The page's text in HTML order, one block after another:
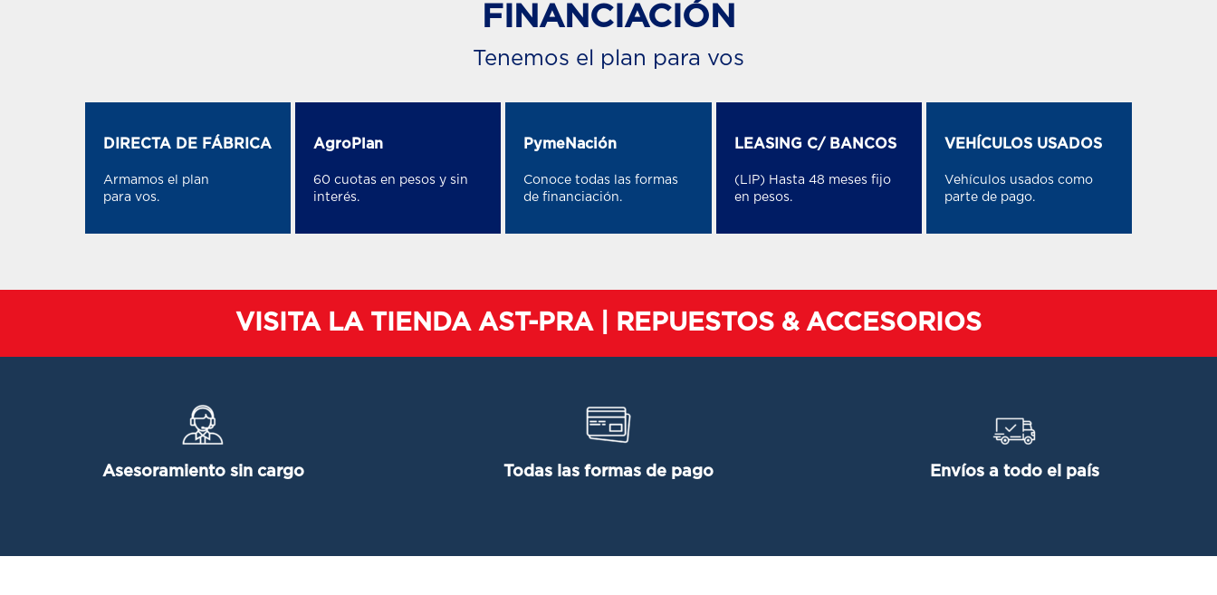
FINANCIACIÓN
Tenemos el plan para vos
DIRECTA DE FÁBRICA
Armamos el plan
para vos.
AgroPlan
60 cuotas en pesos y sin
interés.
PymeNación
Conoce todas las formas
de financiación.
LEASING C/ BANCOS
(LIP) Hasta 48 meses fijo
en pesos.
VEHÍCULOS USADOS
Vehículos usados como
parte de pago.
VISITA LA TIENDA AST-PRA | REPUESTOS & ACCESORIOS
Asesoramiento sin cargo Todas las formas de pago Envíos a todo el país